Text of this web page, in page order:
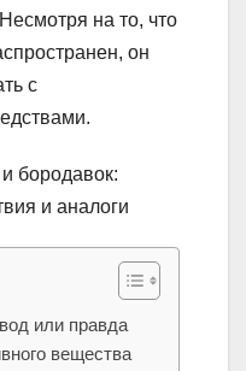
на то, что
он
с
или правда
вещества